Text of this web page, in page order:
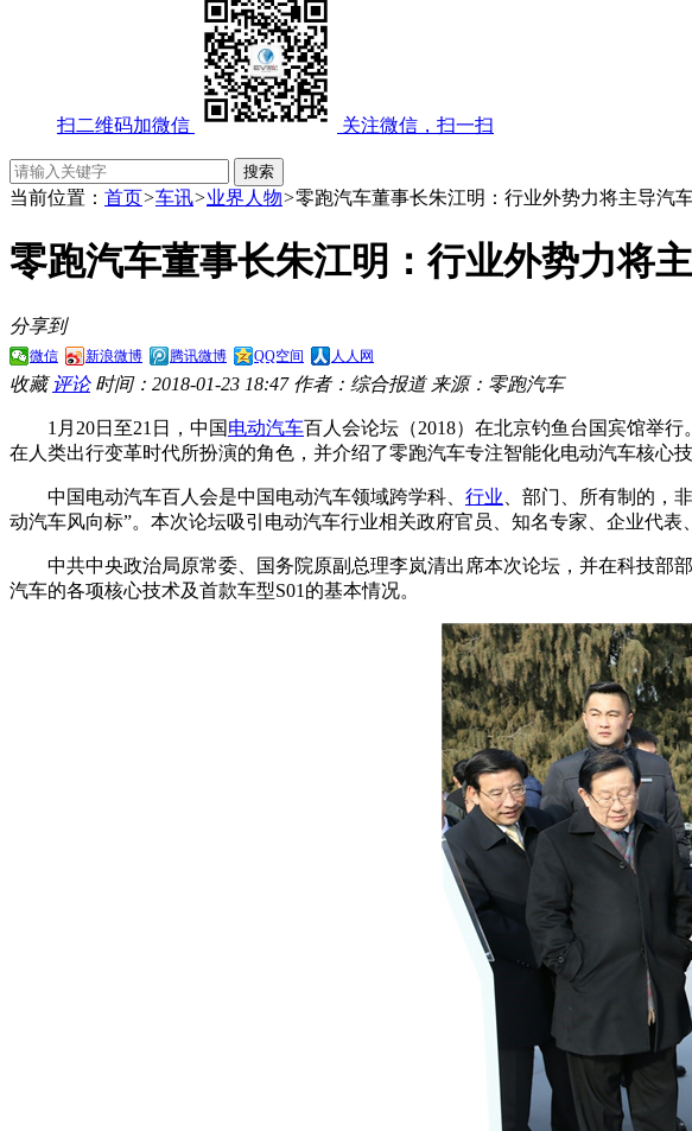
扫二维码加微信 关注微信，扫一扫
当前位置： 首页>车讯>业界人物>零跑汽车董事长朱江明：行业外势力将主导汽
零跑汽车董事长朱江明：行业外势力将
分享到
微信 新浪微博 腾讯微博 QQ空间 人人网
收藏 评论 时间：2018-01-23 18:47 作者：综合报道 来源：零跑汽车
1月20日至21日，中国电动汽车百人会论坛（2018）在北京钓鱼台国宾馆举
在人类出行变革时代所扮演的角色，并介绍了零跑汽车专注智能化电动汽车核心
中国电动汽车百人会是中国电动汽车领域跨学科、 行业 、部门、所有制的，
动汽车风向标”。本次论坛吸引电动汽车行业相关政府官员、知名专家、企业代表
中共中央政治局原常委、国务院原副总理李岚清出席本次论坛，并在科技部
汽车的各项核心技术及首款车型S01的基本情况。